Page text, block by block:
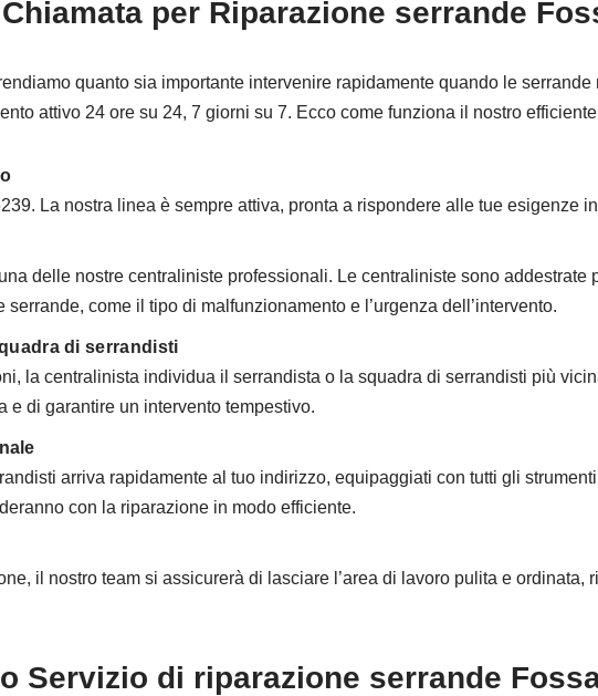
per Riparazione serrande
quanto sia importante intervenire rapidamente quando le
attivo 24 ore su 24, 7 giorni su 7. Ecco come funziona il nostro
La nostra linea è sempre attiva, pronta a rispondere alle tue esigenze
delle nostre centraliniste professionali. Le centraliniste sono
come il tipo di malfunzionamento e l’urgenza dell’intervento.
di serrandisti
la centralinista individua il serrandista o la squadra di serrandisti più
e di garantire un intervento tempestivo.
arriva rapidamente al tuo indirizzo, equipaggiati con tutti gli
con la riparazione in modo efficiente.
il nostro team si assicurerà di lasciare l’area di lavoro pulita e ordinata,
Servizio di riparazione serrande